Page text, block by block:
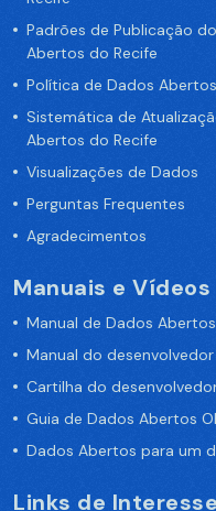
Padrões de Publicação
Abertos do Recife
Política de Dados
Sistemática de
Abertos do Recife
Visualizações de Dados
Perguntas Frequentes
Agradecimentos
Manuais e Vídeos
Manual de Dados
Manual do
Cartilha do
Guia de Dados Abertos
Dados Abertos para um
Links de Interesse